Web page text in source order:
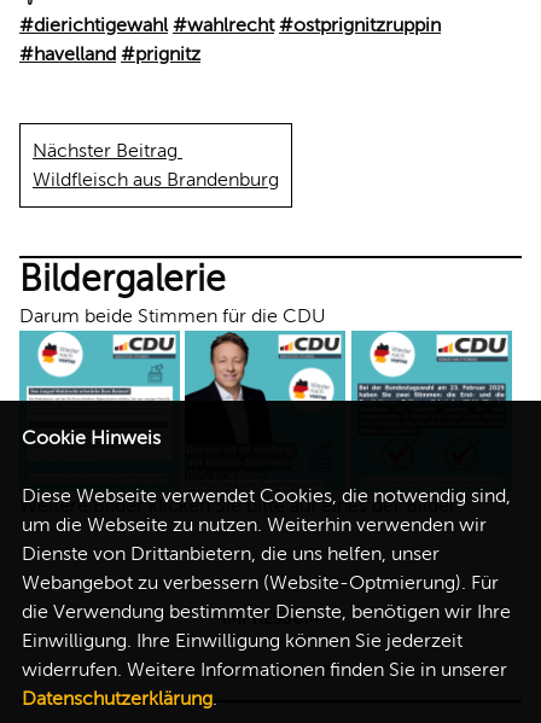
#dierichtigewahl #wahlrecht #ostprignitzruppin
#havelland #prignitz
Nächster Beitrag
Wildfleisch aus Brandenburg
Bildergalerie
Darum beide Stimmen für die CDU
Weitere Bilder klicken Sie bitte auf eines der Bilder
IMPRESSUM
DATENSCHUTZ
Cookie Hinweis
Diese Webseite verwendet Cookies, die notwendig sind,
um die Webseite zu nutzen. Weiterhin verwenden wir
Dienste von Drittanbietern, die uns helfen, unser
Webangebot zu verbessern (Website-Optmierung). Für
die Verwendung bestimmter Dienste, benötigen wir Ihre
Einwilligung. Ihre Einwilligung können Sie jederzeit
widerrufen. Weitere Informationen finden Sie in unserer
Datenschutzerklärung.